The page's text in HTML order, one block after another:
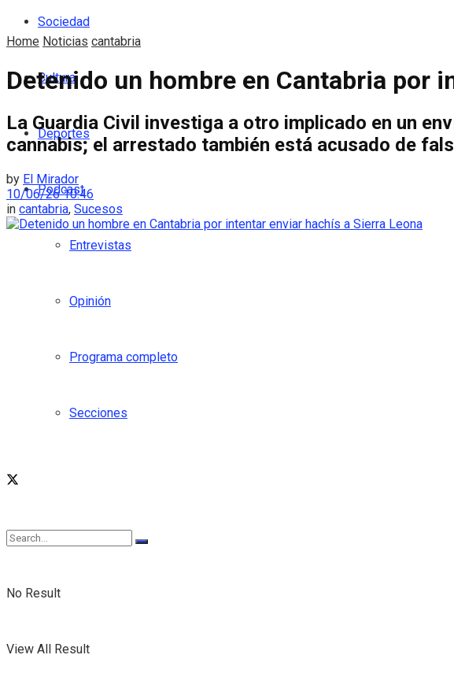
Sociedad
Cultura
Deportes
Podcast
Entrevistas
Opinión
Programa completo
Secciones
No Result
View All Result
Home Noticias cantabria
Detenido un hombre en Cantabria por
La Guardia Civil investiga a otro implicado en un
cannabis; el arrestado también está acusado de
by El Mirador
10/06/26 10:46
in cantabria, Sucesos